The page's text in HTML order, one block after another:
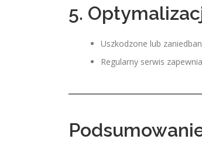
5.
Uszkodzone lub
Regularny serwis